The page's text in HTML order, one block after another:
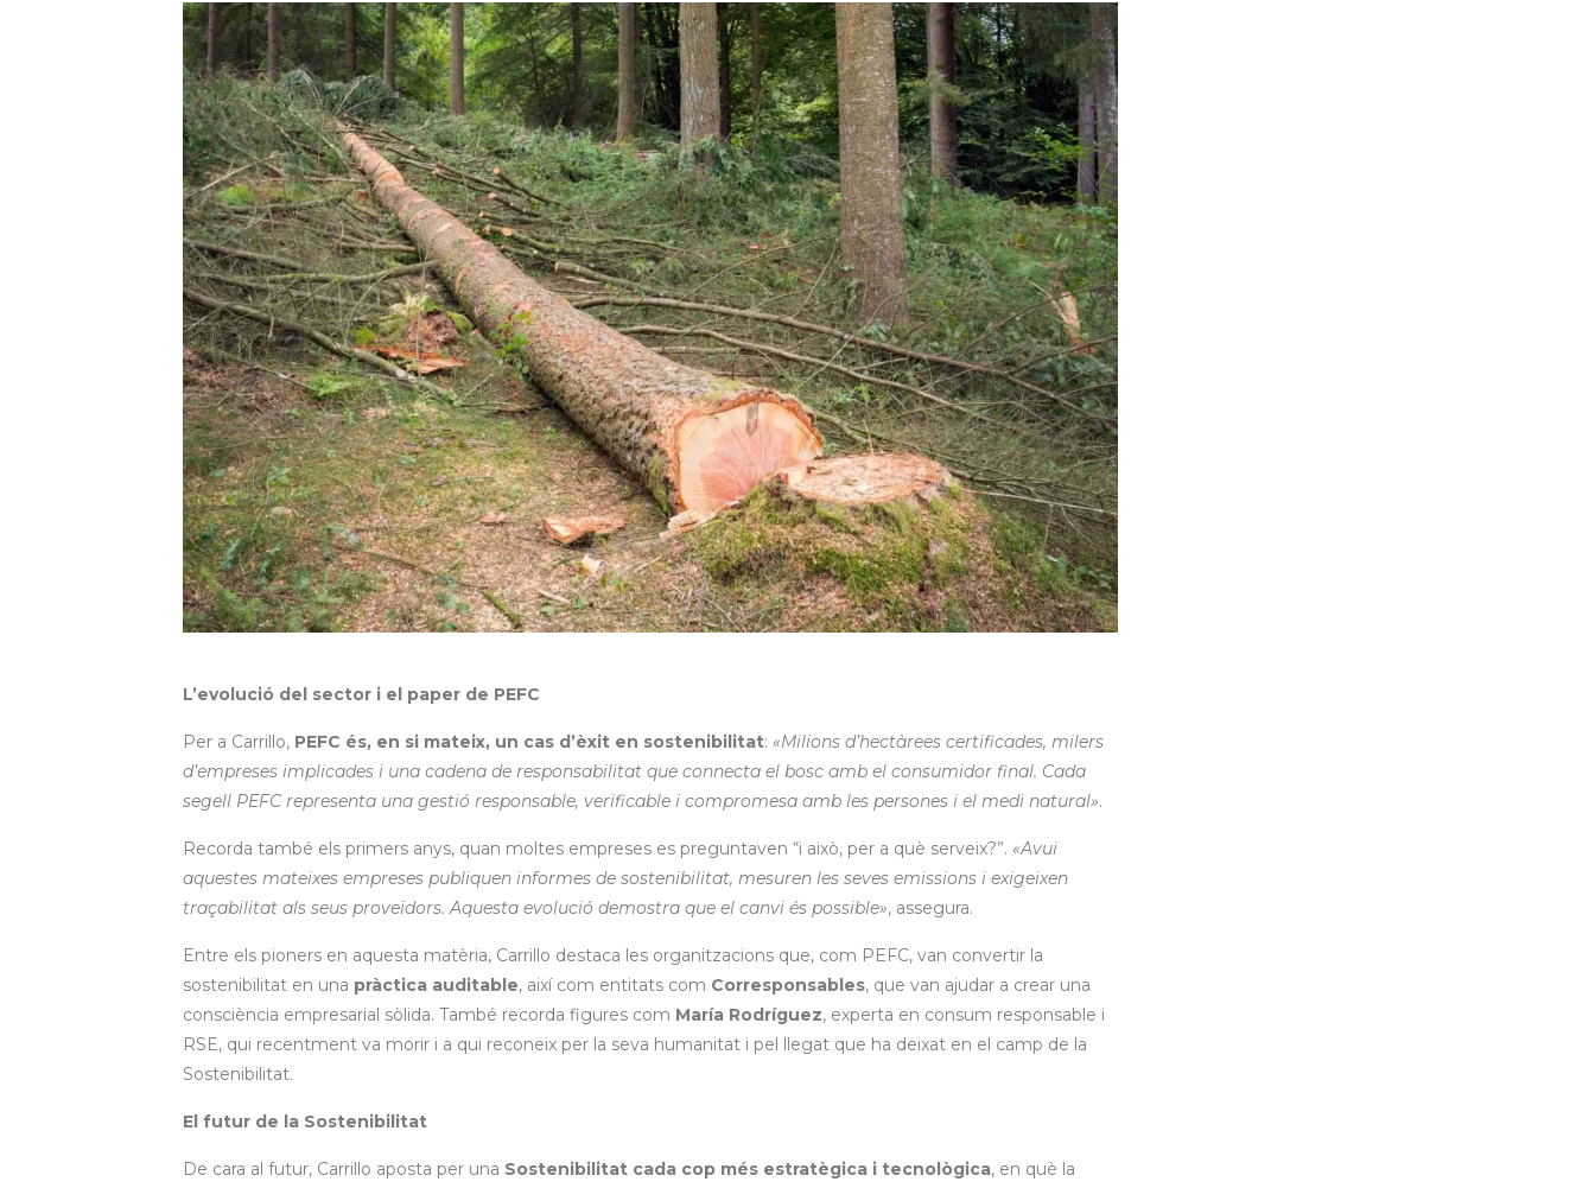
L’evolució del sector i el paper de PEFC
Per a Carrillo, PEFC és, en si mateix, un cas d’èxit en sostenibilitat: «Milions d’hectàrees certificades, milers
d’empreses implicades i una cadena de responsabilitat que connecta el bosc amb el consumidor final. Cada
segell PEFC representa una gestió responsable, verificable i compromesa amb les persones i el medi natural».
Recorda també els primers anys, quan moltes empreses es preguntaven “i això, per a què serveix?”. «Avui
aquestes mateixes empreses publiquen informes de sostenibilitat, mesuren les seves emissions i exigeixen
traçabilitat als seus proveïdors. Aquesta evolució demostra que el canvi és possible», assegura.
Entre els pioners en aquesta matèria, Carrillo destaca les organitzacions que, com PEFC, van convertir la
sostenibilitat en una pràctica auditable, així com entitats com Corresponsables, que van ajudar a crear una
consciència empresarial sòlida. També recorda figures com María Rodríguez, experta en consum responsable i
RSE, qui recentment va morir i a qui reconeix per la seva humanitat i pel llegat que ha deixat en el camp de la
Sostenibilitat.
El futur de la Sostenibilitat
De cara al futur, Carrillo aposta per una Sostenibilitat cada cop més estratègica i tecnològica, en què la